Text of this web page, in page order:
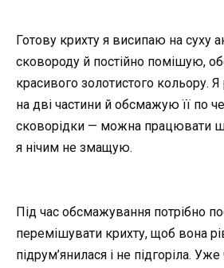
Готову крихту я висипаю на суху
сковороду й постійно помішую,
красивого золотистого кольору. Я
на дві частини й обсмажую її по
сковорідки — можна працювати
я нічим не змащую.
Під час обсмажування потрібно
перемішувати крихту, щоб вона
підрум’янилася і не підгоріла.